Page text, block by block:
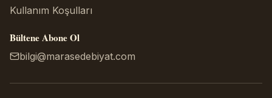
Kullanım Koşulları
Bültene Abone Ol
bilgi@marasedebiyat.com